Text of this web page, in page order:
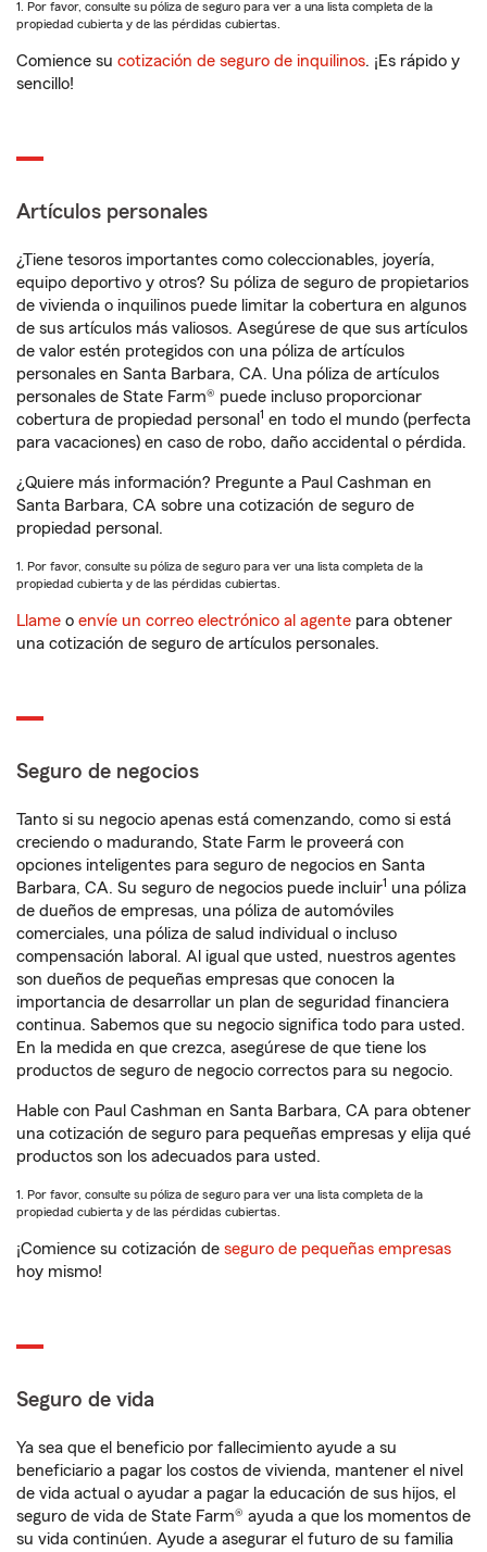
1. Por favor, consulte su póliza de seguro para ver a una lista completa de la
propiedad cubierta y de las pérdidas cubiertas.
Comience su cotización de seguro de inquilinos. ¡Es rápido y
sencillo!
Artículos personales
¿Tiene tesoros importantes como coleccionables, joyería,
equipo deportivo y otros? Su póliza de seguro de propietarios
de vivienda o inquilinos puede limitar la cobertura en algunos
de sus artículos más valiosos. Asegúrese de que sus artículos
de valor estén protegidos con una póliza de artículos
personales en Santa Barbara, CA. Una póliza de artículos
personales de State Farm® puede incluso proporcionar
cobertura de propiedad personal 1 en todo el mundo (perfecta
para vacaciones) en caso de robo, daño accidental o pérdida.
¿Quiere más información? Pregunte a Paul Cashman en
Santa Barbara, CA sobre una cotización de seguro de
propiedad personal.
1. Por favor, consulte su póliza de seguro para ver una lista completa de la
propiedad cubierta y de las pérdidas cubiertas.
Llame o envíe un correo electrónico al agente para obtener
una cotización de seguro de artículos personales.
Seguro de negocios
Tanto si su negocio apenas está comenzando, como si está
creciendo o madurando, State Farm le proveerá con
opciones inteligentes para seguro de negocios en Santa
Barbara, CA. Su seguro de negocios puede incluir1 una póliza
de dueños de empresas, una póliza de automóviles
comerciales, una póliza de salud individual o incluso
compensación laboral. Al igual que usted, nuestros agentes
son dueños de pequeñas empresas que conocen la
importancia de desarrollar un plan de seguridad financiera
continua. Sabemos que su negocio significa todo para usted.
En la medida en que crezca, asegúrese de que tiene los
productos de seguro de negocio correctos para su negocio.
Hable con Paul Cashman en Santa Barbara, CA para obtener
una cotización de seguro para pequeñas empresas y elija qué
productos son los adecuados para usted.
1. Por favor, consulte su póliza de seguro para ver una lista completa de la
propiedad cubierta y de las pérdidas cubiertas.
¡Comience su cotización de seguro de pequeñas empresas
hoy mismo!
Seguro de vida
Ya sea que el beneficio por fallecimiento ayude a su
beneficiario a pagar los costos de vivienda, mantener el nivel
de vida actual o ayudar a pagar la educación de sus hijos, el
seguro de vida de State Farm® ayuda a que los momentos de
su vida continúen. Ayude a asegurar el futuro de su familia